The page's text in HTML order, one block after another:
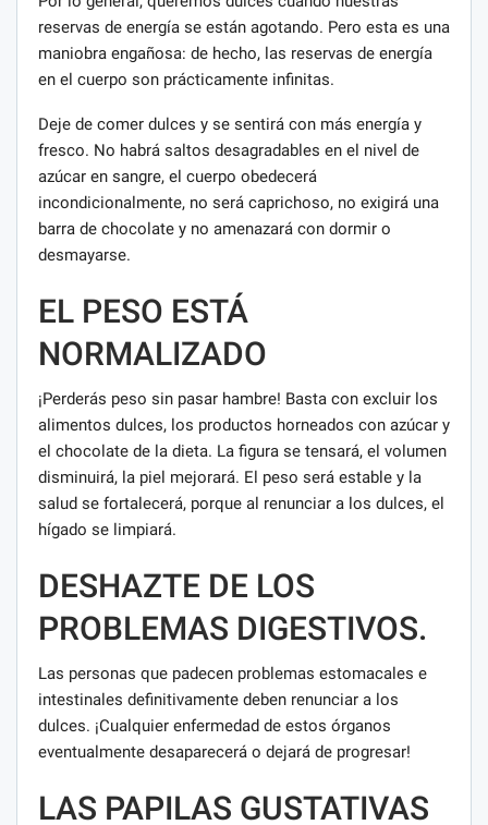
reservas de energía se están agotando. Pero esta es una
maniobra engañosa: de hecho, las reservas de energía
en el cuerpo son prácticamente infinitas.
Deje de comer dulces y se sentirá con más energía y
fresco. No habrá saltos desagradables en el nivel de
azúcar en sangre, el cuerpo obedecerá
incondicionalmente, no será caprichoso, no exigirá una
barra de chocolate y no amenazará con dormir o
desmayarse.
EL PESO ESTÁ
NORMALIZADO
¡Perderás peso sin pasar hambre! Basta con excluir los
alimentos dulces, los productos horneados con azúcar y
el chocolate de la dieta. La figura se tensará, el volumen
disminuirá, la piel mejorará. El peso será estable y la
salud se fortalecerá, porque al renunciar a los dulces, el
hígado se limpiará.
DESHAZTE DE LOS
PROBLEMAS DIGESTIVOS.
Las personas que padecen problemas estomacales e
intestinales definitivamente deben renunciar a los
dulces. ¡Cualquier enfermedad de estos órganos
eventualmente desaparecerá o dejará de progresar!
LAS PAPILAS GUSTATIVAS